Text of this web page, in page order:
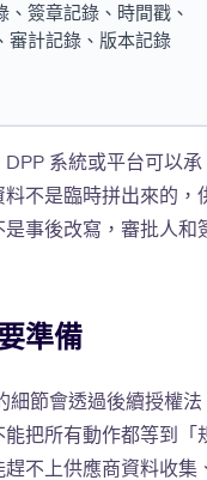
、簽章記錄、時間戳、
審計記錄、版本記錄
系統或平台可以承
不是臨時拼出來的，
事後改寫，審批人和
準備
細節會透過後續授權法
把所有動作都等到「
不上供應商資料收集